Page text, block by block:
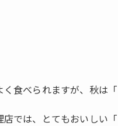
食べられますが、秋は「
では、とてもおいしい